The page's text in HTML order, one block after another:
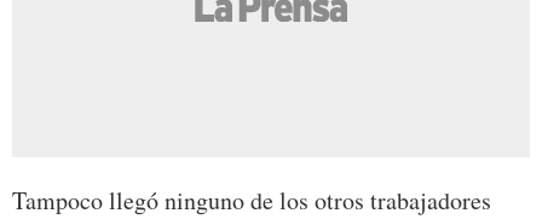
Tampoco llegó ninguno de los otros trabajadores